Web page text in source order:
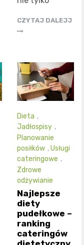
CZYTAJ DALEJJ
Dieta ,
Jadłospisy ,
Planowanie
posiłków ,Usługi
cateringowe ,
Zdrowe
odżywianie
Najlepsze
diety
pudełkowe –
ranking
cateringów